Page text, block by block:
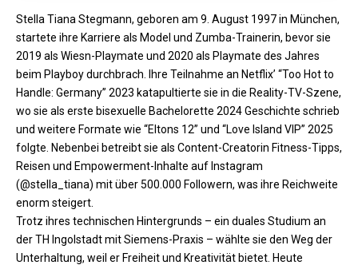
Stella Tiana Stegmann, geboren am 9. August 1997 in München,
startete ihre Karriere als Model und Zumba-Trainerin, bevor sie
2019 als Wiesn-Playmate und 2020 als Playmate des Jahres
beim Playboy durchbrach. Ihre Teilnahme an Netflix’ “Too Hot to
Handle: Germany” 2023 katapultierte sie in die Reality-TV-Szene,
wo sie als erste bisexuelle Bachelorette 2024 Geschichte schrieb
und weitere Formate wie “Eltons 12” und “Love Island VIP” 2025
folgte. Nebenbei betreibt sie als Content-Creatorin Fitness-Tipps,
Reisen und Empowerment-Inhalte auf Instagram
(@stella_tiana) mit über 500.000 Followern, was ihre Reichweite
enorm steigert.
Trotz ihres technischen Hintergrunds – ein duales Studium an
der TH Ingolstadt mit Siemens-Praxis – wählte sie den Weg der
Unterhaltung, weil er Freiheit und Kreativität bietet. Heute